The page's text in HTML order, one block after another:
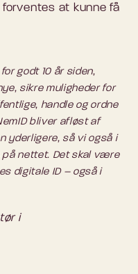
forventes at kunne få
godt 10 år siden,
sikre muligheder for
handle og ordne
bliver afløst af
yderligere, så vi også i
nettet. Det skal være
digitale ID – også i
i